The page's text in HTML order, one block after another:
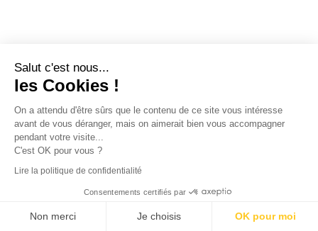
Salut c'est nous...
les Cookies !
On a attendu d'être sûrs que le contenu de ce site vous intéresse
avant de vous déranger, mais on aimerait bien vous accompagner
pendant votre visite...
C'est OK pour vous ?
Lire la politique de confidentialité
Consentements certifiés par
Non merci Je choisis OK pour moi